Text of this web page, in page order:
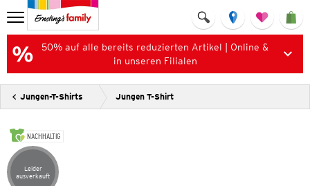
50% auf alle bereits reduzierten Artikel | Online &
in unseren Filialen
Jungen-T-Shirts Jungen T-Shirt
NACHHALTIG
Artikel leider ausverkauft
Leider
ausverkauft